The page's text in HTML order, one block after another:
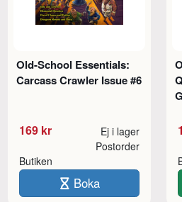
Old-School Essentials:
Carcass Crawler Issue #6
169 kr Ej i lager
Butiken
Postorder
Boka